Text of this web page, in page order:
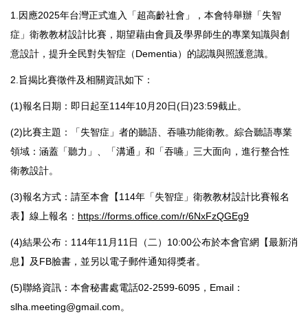
1.因應2025年台灣正式進入「超高齡社會」，本會特舉辦「失智
症」衛教教材設計比賽，期望藉由會員及學界師生的專業知識與創
意設計，提升全民對失智症（Dementia）的認識與照護意識。
2.旨揭比賽徵件及相關資訊如下：
(1)報名日期：即日起至114年10月20日(日)23:59截止。
(2)比賽主題：「失智症」者的聽語、吞嚥功能衛教。綜合聽語專業
領域：涵蓋「聽力」、「溝通」和「吞嚥」三大面向，進行整合性
衛教設計。
(3)報名方式：請至本會【114年「失智症」衛教教材設計比賽報名
表】線上報名： https://forms.office.com/r/6NxFzQGEg9
(4)結果公布：114年11月11日（二）10:00公布於本會官網【最新消
息】及FB臉書，並另以電子郵件通知得獎者。
(5)聯絡資訊：本會秘書處電話02-2599-6095，Email：
slha.meeting@gmail.com。